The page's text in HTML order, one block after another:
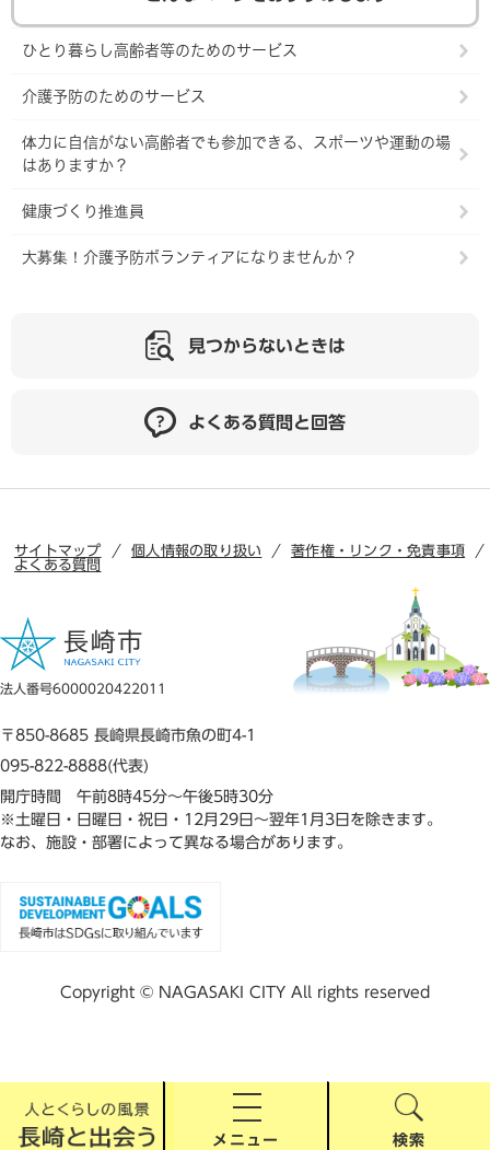
メニュー 検索
ひとり暮らし高齢者等のためのサービス
介護予防のためのサービス
体力に自信がない高齢者でも参加できる、スポーツや運動の場
はありますか？
健康づくり推進員
大募集！介護予防ボランティアになりませんか？
見つからないときは
よくある質問と回答
サイトマップ 個人情報の取り扱い
著作権・リンク・免責事項
よくある質問
法人番号6000020422011
〒850-8685 長崎県長崎市魚の町4-1
095-822-8888(代表)
開庁時間 午前8時45分～午後5時30分
※土曜日・日曜日・祝日・12月29日～翌年1月3日を除きます。
なお、施設・部署によって異なる場合があります。
Copyright © NAGASAKI CITY All rights reserved